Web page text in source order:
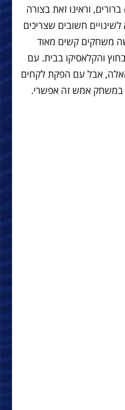
וראינו זאת בצורה
חשובים שצריכים
משחקים קשים מאוד
והקלאסיקו בבית. עם
אבל עם הפקת לקחים
במשחק אמש זה אפשרי.